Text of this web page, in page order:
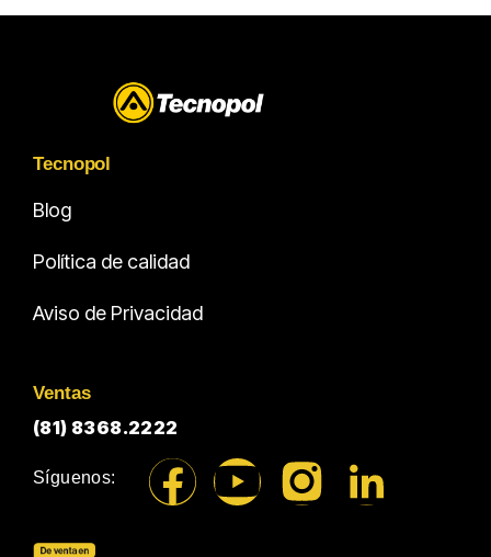
Tecnopol
Blog
Política de calidad
Aviso de Privacidad
Ventas
(81) 8368.2222
Síguenos: